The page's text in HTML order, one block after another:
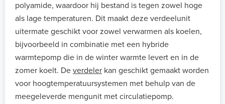
polyamide, waardoor hij bestand is tegen zowel hoge
als lage temperaturen. Dit maakt deze verdeelunit
uitermate geschikt voor zowel verwarmen als koelen,
bijvoorbeeld in combinatie met een hybride
warmtepomp die in de winter warmte levert en in de
zomer koelt. De verdeler kan geschikt gemaakt worden
voor hoogtemperatuursystemen met behulp van de
meegeleverde mengunit met circulatiepomp.